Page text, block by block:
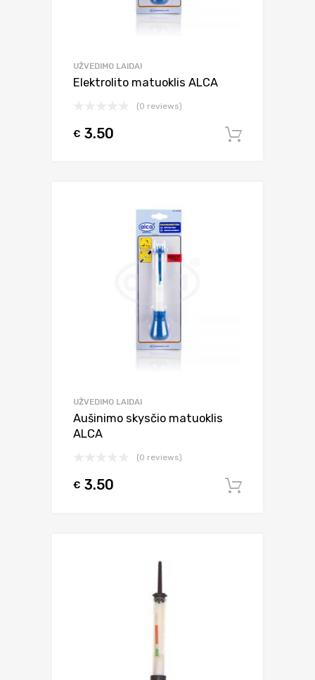
UŽVEDIMO LAIDAI
Elektrolito matuoklis ALCA
(0 reviews)
€ 3.50
UŽVEDIMO LAIDAI
Aušinimo skysčio matuoklis
ALCA
(0 reviews)
€ 3.50